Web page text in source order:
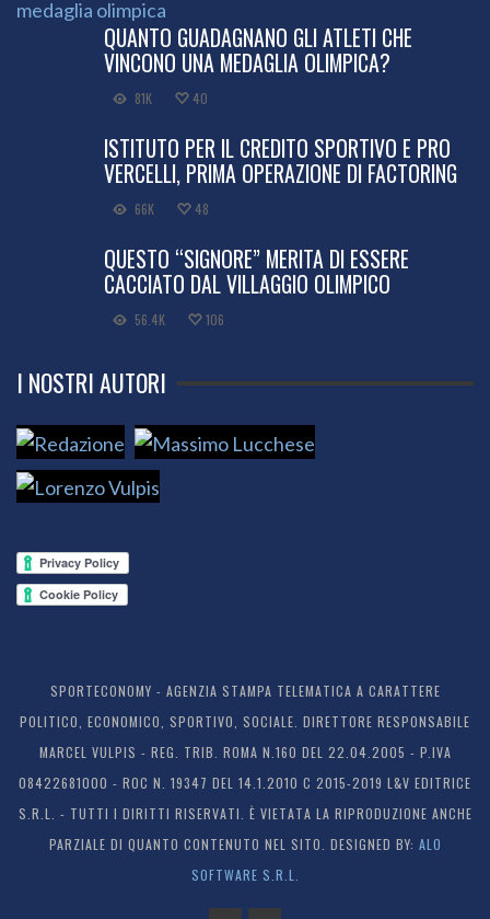
QUANTO GUADAGNANO GLI ATLETI CHE
VINCONO UNA MEDAGLIA OLIMPICA?
81K 40
ISTITUTO PER IL CREDITO SPORTIVO E PRO
VERCELLI, PRIMA OPERAZIONE DI FACTORING
66K 48
QUESTO “SIGNORE” MERITA DI ESSERE
CACCIATO DAL VILLAGGIO OLIMPICO
56.4K 106
I NOSTRI AUTORI
SPORTECONOMY - AGENZIA STAMPA TELEMATICA A CARATTERE
POLITICO, ECONOMICO, SPORTIVO, SOCIALE. DIRETTORE RESPONSABILE
MARCEL VULPIS - REG. TRIB. ROMA N.160 DEL 22.04.2005 - P.IVA
08422681000 - ROC N. 19347 DEL 14.1.2010 C 2015-2019 L&V EDITRICE
S.R.L. - TUTTI I DIRITTI RISERVATI. È VIETATA LA RIPRODUZIONE ANCHE
PARZIALE DI QUANTO CONTENUTO NEL SITO. DESIGNED BY: ALO
SOFTWARE S.R.L.